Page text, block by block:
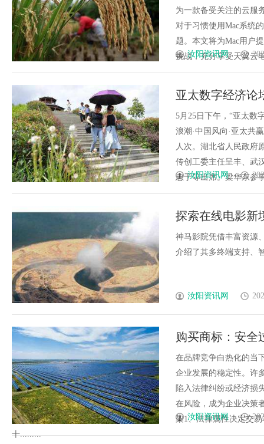
为一款备受关注的云服
对于习惯使用Mac系统
题。本文将为Mac用户
挑战，充分享受天翼云
汝阳资讯网
亚太数字经济论
5月25日下午，“亚太数
浪潮·中国风向·亚太共
人次。湖北省人民政府
传创工委主任呈丰、武
忠于等出席。梁华东参
汝阳资讯网
探索在线电影新
神马影院凭借丰富资源
介绍了其多终端支持、
汝阳资讯网
购买商标：安全
在品牌竞争白热化的当
企业发展的稳定性。许
陷入法律纠纷或经济损
在风险，成为企业决策
架1、法律属性决定交
十.........
汝阳资讯网